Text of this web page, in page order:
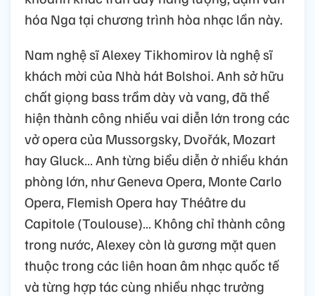
hóa Nga tại chương trình hòa nhạc lần này.
Nam nghệ sĩ Alexey Tikhomirov là nghệ sĩ
khách mời của Nhà hát Bolshoi. Anh sở hữu
chất giọng bass trầm dày và vang, đã thể
hiện thành công nhiều vai diễn lớn trong các
vở opera của Mussorgsky, Dvořák, Mozart
hay Gluck… Anh từng biểu diễn ở nhiều khán
phòng lớn, như Geneva Opera, Monte Carlo
Opera, Flemish Opera hay Théâtre du
Capitole (Toulouse)… Không chỉ thành công
trong nước, Alexey còn là gương mặt quen
thuộc trong các liên hoan âm nhạc quốc tế
và từng hợp tác cùng nhiều nhạc trưởng